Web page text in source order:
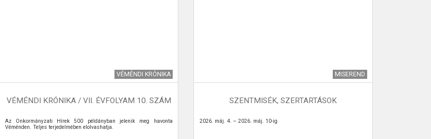
VÉMÉNDI KRÓNIKA
VÉMÉNDI KRÓNIKA / VII. ÉVFOLYAM 10. SZÁM
Az Önkormányzati Hírek 500 példányban jelenik meg havonta
Véménden. Teljes terjedelmében elolvashatja.
MISEREND
SZENTMISÉK, SZERTARTÁSOK
2026. máj. 4. – 2026. máj. 10-ig